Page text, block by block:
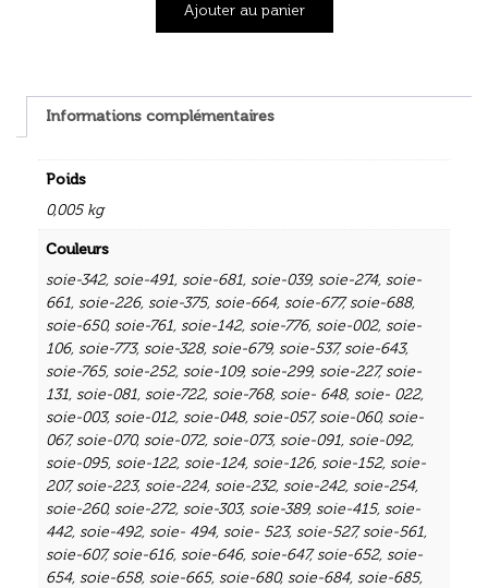
Ajouter au panier
Informations complémentaires
Poids
0,005 kg
Couleurs
soie-342, soie-491, soie-681, soie-039, soie-274, soie-
661, soie-226, soie-375, soie-664, soie-677,soie-688,
soie-650, soie-761, soie-142, soie-776, soie-002, soie-
106, soie-773, soie-328, soie-679, soie-537,soie-643,
soie-765, soie-252, soie-109, soie-299, soie-227,soie-
131, soie-081, soie-722, soie-768, soie- 648, soie- 022,
soie-003, soie-012, soie-048, soie-057,soie-060, soie-
067,soie-070, soie-072, soie-073, soie-091, soie-092,
soie-095, soie-122, soie-124, soie-126, soie-152, soie-
207,soie-223, soie-224, soie-232, soie-242, soie-254,
soie-260, soie-272, soie-303, soie-389, soie-415, soie-
442, soie-492, soie- 494, soie- 523, soie-527,soie-561,
soie-607,soie-616, soie-646, soie-647,soie-652, soie-
654, soie-658, soie-665, soie-680, soie-684, soie-685,